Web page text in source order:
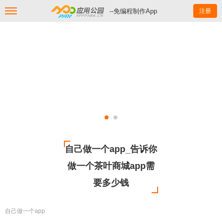
--免编程制作App 注册
自己做一个app_告诉你
做一个茶叶商城app需
要多少钱
自己做一个app